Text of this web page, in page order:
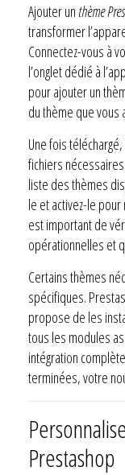
Ajouter unthème
transformer
Connectez-vous à
l’onglet dédié à
pour ajouter un
du thème que vous
Une fois
fichiers
liste des thèmes
le et activez-le
est important de
opérationnelles et
Certains thèmes
spécifiques.
propose de les
tous les modules
intégration
terminées, votre
Prestashop